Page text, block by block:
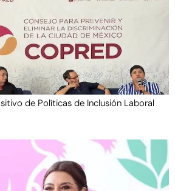
de Políticas de Inclusión Laboral